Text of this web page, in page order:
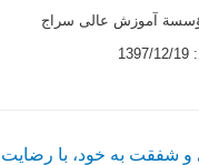
آموزش عالی سراج
به خود، با رضایت